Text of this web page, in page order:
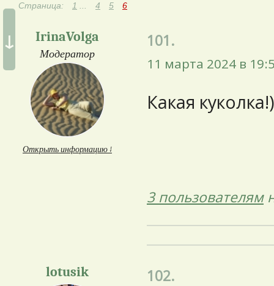
↓
Страница: 1 4 5 6
IrinaVolga
Модератор
Открыть информацию ↓
101.
11 марта 2024 в
Какая куколка!)
3 пользователям
lotusik 102.